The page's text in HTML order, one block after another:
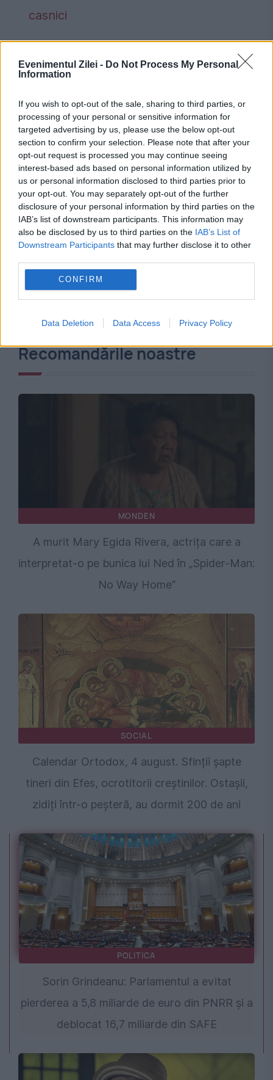
Evenimentul Zilei - Do Not Process My Personal
Information
If you wish to opt-out of the sale, sharing to third parties, or
processing of your personal or sensitive information for
targeted advertising by us, please use the below opt-out
section to confirm your selection. Please note that after your
opt-out request is processed you may continue seeing
interest-based ads based on personal information utilized by
us or personal information disclosed to third parties prior to
your opt-out. You may separately opt-out of the further
disclosure of your personal information by third parties on the
IAB’s list of downstream participants. This information may
also be disclosed by us to third parties on the IAB’s List of
Downstream Participants that may further disclose it to other
CONFIRM
Data Deletion Data Access Privacy Policy
casnici
teo trandafir
Recomandările noastre
MONDEN
A murit Mary Egida Rivera, actrița care a
interpretat-o pe bunica lui Ned în „Spider-Man:
No Way Home”
SOCIAL
Calendar Ortodox, 4 august. Sfinții şapte
tineri din Efes, ocrotitorii creștinilor. Ostașii,
zidiți într-o peșteră, au dormit 200 de ani
POLITICA
Sorin Grindeanu: Parlamentul a evitat
pierderea a 5,8 miliarde de euro din PNRR și a
deblocat 16,7 miliarde din SAFE